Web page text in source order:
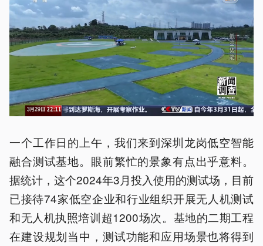
一个工作日的上午，我们来到深圳龙岗低空智能
融合测试基地。眼前繁忙的景象有点出乎意料。
据统计，这个2024年3月投入使用的测试场，目前
已接待74家低空企业和行业组织开展无人机测试
和无人机执照培训超1200场次。基地的二期工程
在建设规划当中，测试功能和应用场景也将得到